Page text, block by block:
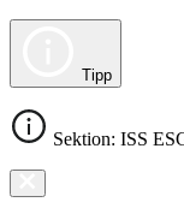
Tipp
Sektion: ISS